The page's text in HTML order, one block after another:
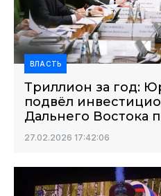
ВЛАСТЬ
Триллион за год:
подвёл
Дальнего Востока
27.02.2026 17:42:06